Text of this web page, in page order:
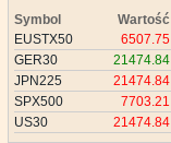
Symbol
Wartość
EUSTX50
6507.75
GER30
21474.84
JPN225
21474.84
SPX500
7703.21
US30
21474.84